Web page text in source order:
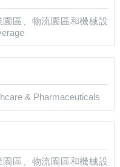
區、物流園區和機械設
& Pharmaceuticals
區、物流園區和機械設